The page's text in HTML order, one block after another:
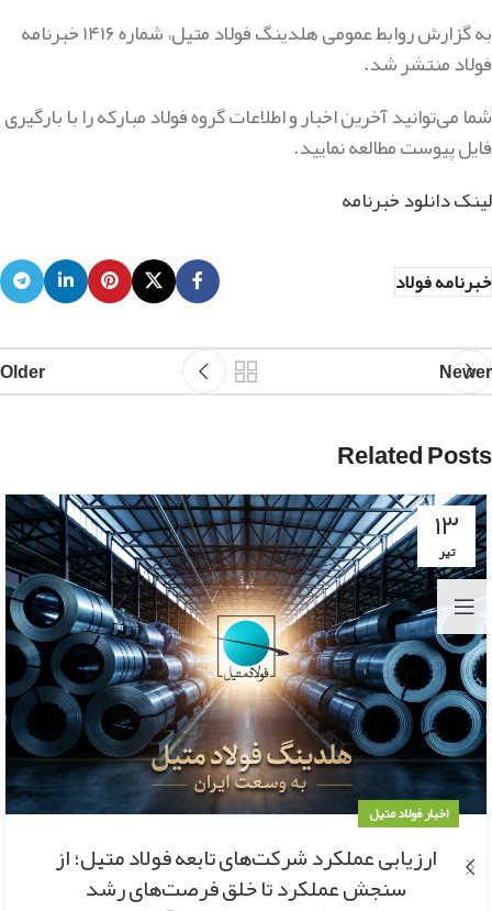
به گزارش روابط عمومی هلدینگ فولاد متیل، شماره ۱۴۱۶ خبرنامه
فولاد منتشر شد.
شما می‌توانید آخرین اخبار و اطلاعات گروه فولاد مبارکه را با بارگیری
فایل پیوست مطالعه نمایید.
لینک دانلود خبرنامه
خبرنامه فولاد
Newer
Older
Related Posts
۱۳
تیر
اخبار فولاد متیل
ارزیابی عملکرد شرکت‌های تابعه فولاد متیل؛ از
سنجش عملکرد تا خلق فرصت‌های رشد